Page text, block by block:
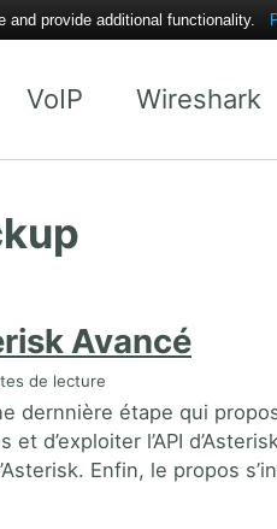
VoIP Wireshark
Avancé
de lecture
dernnière étape qui
et d’exploiter l’API
Enfin, le propos
provide additional functionality.